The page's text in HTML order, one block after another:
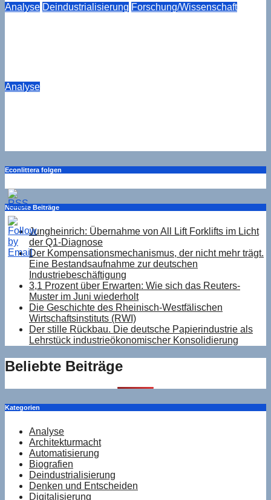
Analyse Deindustrialisierung Forschung/Wissenschaft
Analyse
Econlittera folgen
Neueste Beiträge
Jungheinrich: Übernahme von All Lift Forklifts im Licht
der Q1-Diagnose
Der Kompensationsmechanismus, der nicht mehr trägt.
Eine Bestandsaufnahme zur deutschen
Industriebeschäftigung
3,1 Prozent über Erwarten: Wie sich das Reuters-
Muster im Juni wiederholt
Die Geschichte des Rheinisch-Westfälischen
Wirtschaftsinstituts (RWI)
Der stille Rückbau. Die deutsche Papierindustrie als
Lehrstück industrieökonomischer Konsolidierung
Beliebte Beiträge
Kategorien
Analyse
Architekturmacht
Automatisierung
Biografien
Deindustrialisierung
Denken und Entscheiden
Digitalisierung